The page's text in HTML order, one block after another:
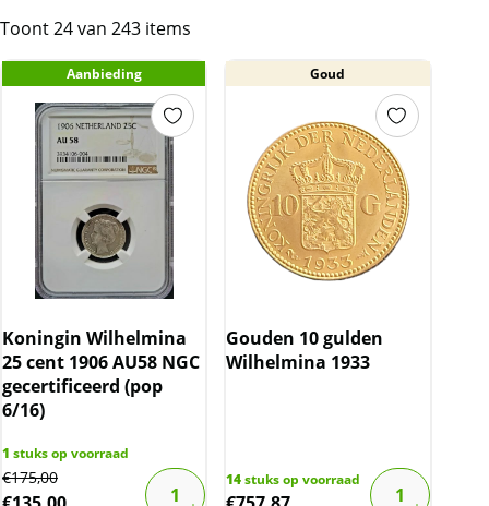
Toont 24 van 243 items
Aanbieding
Koningin Wilhelmina
25 cent 1906 AU58 NGC
gecertificeerd (pop
6/16)
1 stuks op voorraad
€175,00
Original
Current
Goud
Gouden 10 gulden
Wilhelmina 1933
14stuks op voorraad